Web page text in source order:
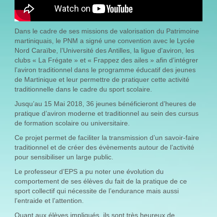
Dans le cadre de ses missions de valorisation du Patrimoine
martiniquais, le PNM a signé une convention avec le Lycée
Nord Caraïbe, l’Université des Antilles, la ligue d'aviron, les
clubs « La Frégate » et « Frappez des ailes » afin d’intégrer
l’aviron traditionnel dans le programme éducatif des jeunes
de Martinique et leur permettre de pratiquer cette activité
traditionnelle dans le cadre du sport scolaire.
Jusqu’au 15 Mai 2018, 36 jeunes bénéficieront d’heures de
pratique d’aviron moderne et traditionnel au sein des cursus
de formation scolaire ou universitaire.
Ce projet permet de faciliter la transmission d’un savoir-faire
traditionnel et de créer des évènements autour de l’activité
pour sensibiliser un large public.
Le professeur d’EPS a pu noter une évolution du
comportement de ses élèves du fait de la pratique de ce
sport collectif qui nécessite de l’endurance mais aussi
l’entraide et l’attention.
Quant aux élèves impliqués, ils sont très heureux de